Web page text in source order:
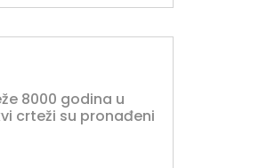
8000 godina u
crteži su pronađeni